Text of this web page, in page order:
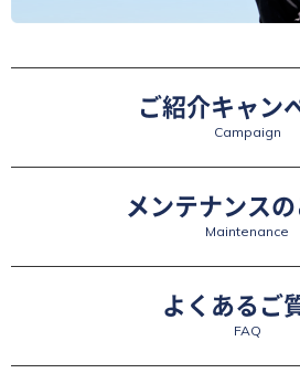
ご紹介キャン
Campaign
メンテナンス
Maintenance
よくあるご
FAQ